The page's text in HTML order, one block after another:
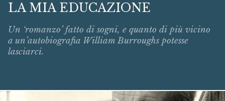
LA MIA EDUCAZIONE
Un ‘romanzo’ fatto di sogni, e quanto di più vicino
a un’autobiografia William Burroughs potesse
lasciarci.